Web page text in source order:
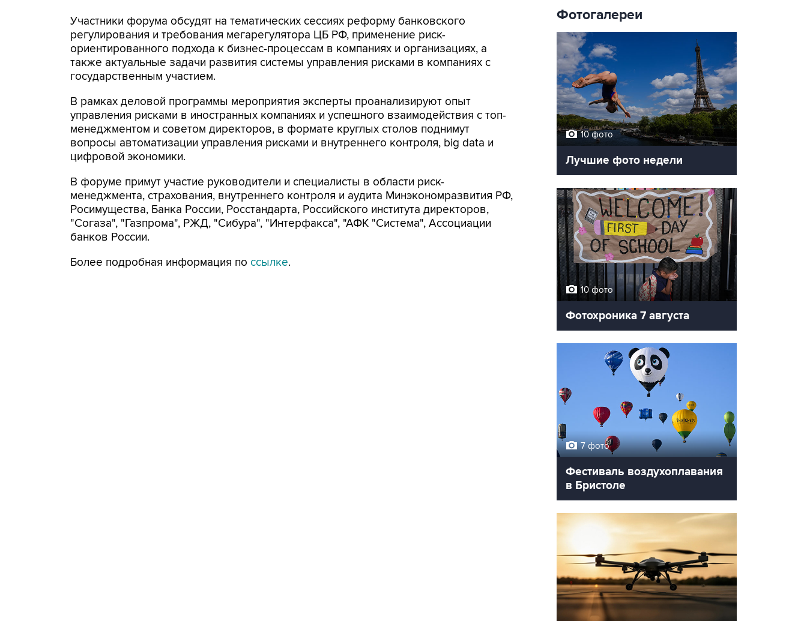
Участники форума обсудят на тематических сессиях реформу банковского
регулирования и требования мегарегулятора ЦБ РФ, применение риск-
ориентированного подхода к бизнес-процессам в компаниях и организациях, а
также актуальные задачи развития системы управления рисками в компаниях с
государственным участием.
В рамках деловой программы мероприятия эксперты проанализируют опыт
управления рисками в иностранных компаниях и успешного взаимодействия с топ-
менеджментом и советом директоров, в формате круглых столов поднимут
вопросы автоматизации управления рисками и внутреннего контроля, big data и
цифровой экономики.
В форуме примут участие руководители и специалисты в области риск-
менеджмента, страхования, внутреннего контроля и аудита Минэкономразвития РФ,
Росимущества, Банка России, Росстандарта, Российского института директоров,
"Согаза", "Газпрома", РЖД, "Сибура", "Интерфакса", "АФК "Система", Ассоциации
банков России.
Более подробная информация по ссылке.
Фотогалереи
10 фото
Лучшие фото недели
10 фото
Фотохроника 7 августа
7 фото
Фестиваль воздухоплавания
в Бристоле